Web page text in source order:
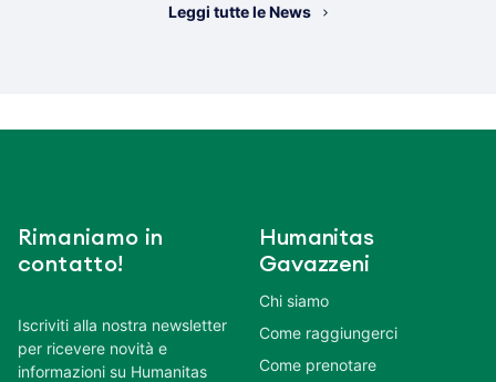
Leggi tutte le News
Rimaniamo in
contatto!
Iscriviti alla nostra newsletter
per ricevere novità e
informazioni su Humanitas
Humanitas
Gavazzeni
Chi siamo
Come raggiungerci
Come prenotare